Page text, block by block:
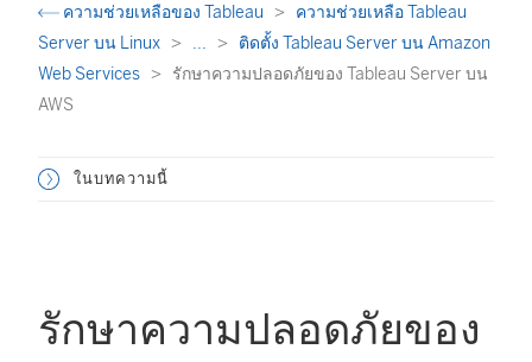
ความช่วยเหลือของ Tableau
ความช่วยเหลือ Tableau
Server บน Linux
...
ติดตั้ง Tableau Server บน Amazon
Web Services
รักษาความปลอดภัยของ Tableau Server บน
AWS
ในบทความนี้
รักษาความปลอดภัยของ